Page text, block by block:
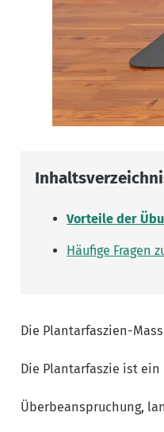
Vorteile der
Häufige Fragen
Die Plantarfaszien-
Die Plantarfaszie ist ein
Überbeanspruchung,